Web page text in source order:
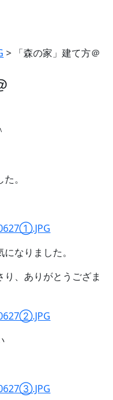
> 「森の家」建て方＠
。
なりました。
、ありがとうござま